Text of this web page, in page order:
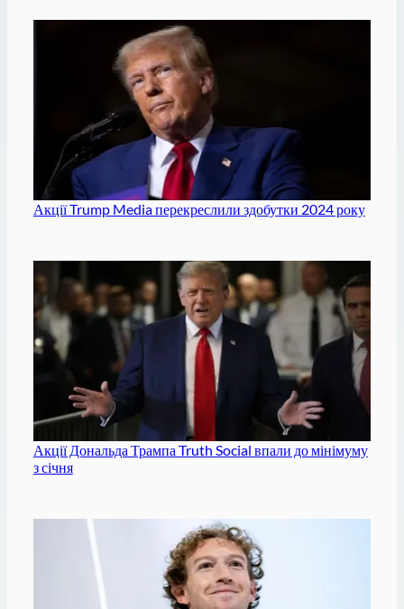
Акції Trump Media перекреслили здобутки 2024 року
Акції Дональда Трампа Truth Social впали до мінімуму
з січня